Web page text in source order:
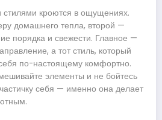
стилями кроются в ощущениях.
домашнего тепла, второй —
порядка и свежести. Главное —
а тот стиль, который
себя по-настоящему комфортно.
элементы и не бойтесь
себя — именно она делает